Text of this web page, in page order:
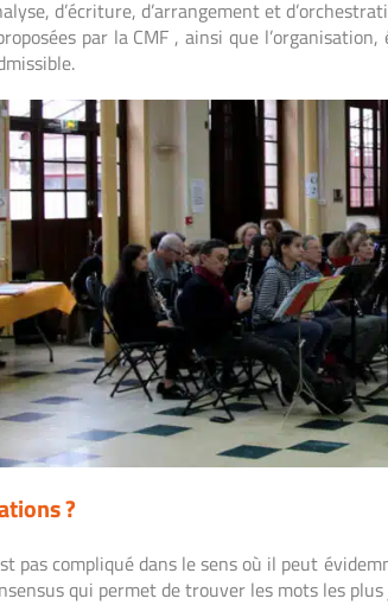
d’écriture, d’arrangement et
par la CMF , ainsi que
?
pas compliqué dans le sens où il peut
qui permet de trouver les mots les plus